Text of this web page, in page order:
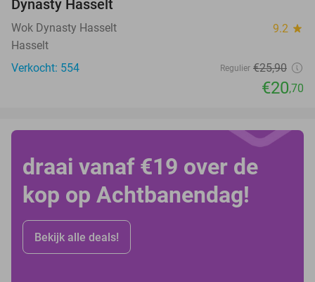
Dynasty Hasselt
Wok Dynasty Hasselt 9.2 star
Hasselt
Verkocht: 554
Regulier €25,90
€20,70
draai vanaf €19 over de
kop op Achtbanendag!
Bekijk alle deals!